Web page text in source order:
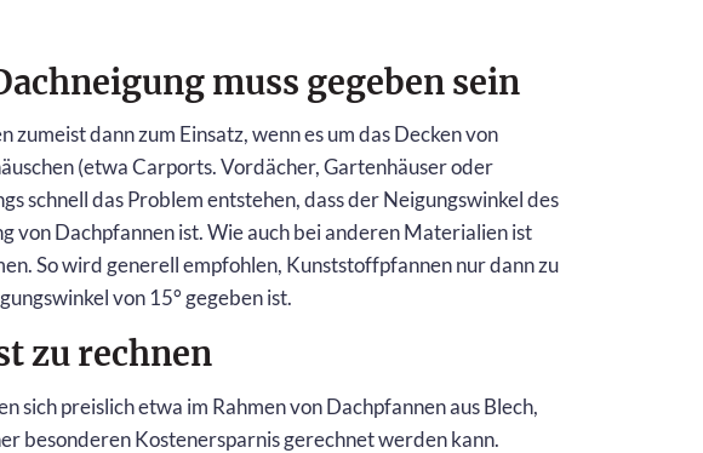
muss gegeben sein
zumeist dann zum Einsatz, wenn es um das Decken von
(etwa Carports. Vordächer, Gartenhäuser oder
schnell das Problem entstehen, dass der Neigungswinkel des
von Dachpfannen ist. Wie auch bei anderen Materialien ist
So wird generell empfohlen, Kunststoffpfannen nur dann zu
von 15° gegeben ist.
zu rechnen
sich preislich etwa im Rahmen von Dachpfannen aus Blech,
besonderen Kostenersparnis gerechnet werden kann.